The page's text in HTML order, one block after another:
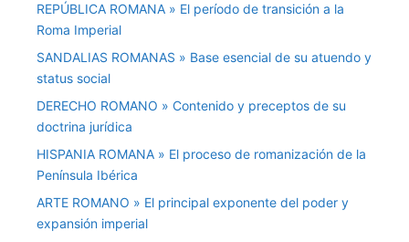
REPÚBLICA ROMANA » El período de transición a la
Roma Imperial
SANDALIAS ROMANAS » Base esencial de su atuendo y
status social
DERECHO ROMANO » Contenido y preceptos de su
doctrina jurídica
HISPANIA ROMANA » El proceso de romanización de la
Península Ibérica
ARTE ROMANO » El principal exponente del poder y
expansión imperial